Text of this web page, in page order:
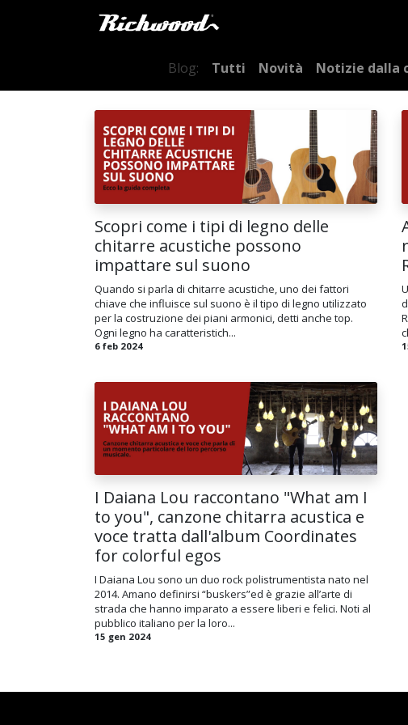
Blog: Tutti Novità Notizie dalla
Scopri come i tipi di legno delle
chitarre acustiche possono
impattare sul suono
Quando si parla di chitarre acustiche, uno dei fattori
chiave che influisce sul suono è il tipo di legno utilizzato
per la costruzione dei piani armonici, detti anche top.
Ogni legno ha caratteristich...
6 feb 2024
I Daiana Lou raccontano "What am I
to you", canzone chitarra acustica e
voce tratta dall'album Coordinates
for colorful egos
I Daiana Lou sono un duo rock polistrumentista nato nel
2014. Amano definirsi “buskers”ed è grazie all’arte di
strada che hanno imparato a essere liberi e felici. Noti al
pubblico italiano per la loro...
15 gen 2024